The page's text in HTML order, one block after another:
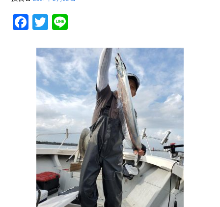
F
e
b
o
ok
T
tt
er